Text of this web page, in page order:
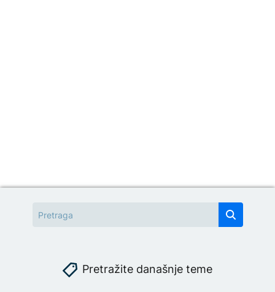
Pretražite današnje teme